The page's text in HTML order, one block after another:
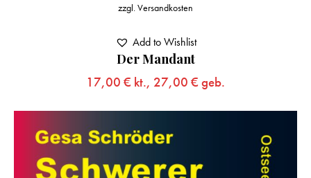
Der Mandant
17,00 € kt., 27,00 € geb.
zzgl.Versandkosten
Add to Wishlist